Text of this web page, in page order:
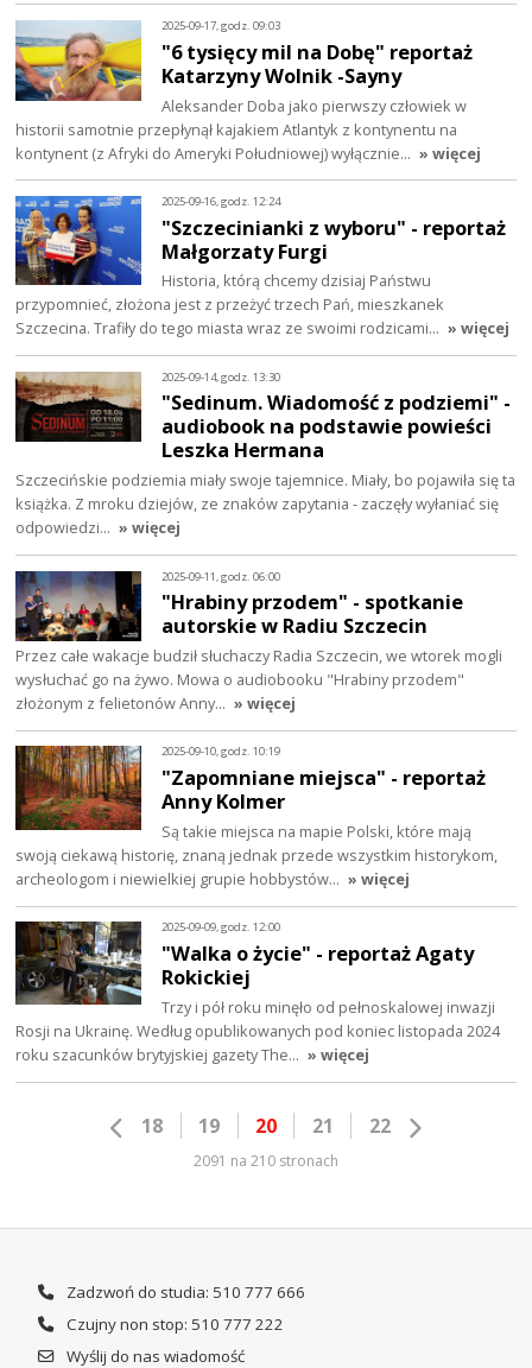
2025-09-17, godz. 09:03
"6 tysięcy mil na Dobę" reportaż
Katarzyny Wolnik -Sayny
Aleksander Doba jako pierwszy człowiek w
historii samotnie przepłynął kajakiem Atlantyk z kontynentu na
kontynent (z Afryki do Ameryki Południowej) wyłącznie… » więcej
2025-09-16, godz. 12:24
"Szczecinianki z wyboru" - reportaż
Małgorzaty Furgi
Historia, którą chcemy dzisiaj Państwu
przypomnieć, złożona jest z przeżyć trzech Pań, mieszkanek
Szczecina. Trafiły do tego miasta wraz ze swoimi rodzicami… » więcej
2025-09-14, godz. 13:30
"Sedinum. Wiadomość z podziemi" -
audiobook na podstawie powieści
Leszka Hermana
Szczecińskie podziemia miały swoje tajemnice. Miały, bo pojawiła się ta
książka. Z mroku dziejów, ze znaków zapytania - zaczęły wyłaniać się
odpowiedzi… » więcej
2025-09-11, godz. 06:00
"Hrabiny przodem" - spotkanie
autorskie w Radiu Szczecin
Przez całe wakacje budził słuchaczy Radia Szczecin, we wtorek mogli
wysłuchać go na żywo. Mowa o audiobooku "Hrabiny przodem"
złożonym z felietonów Anny… » więcej
2025-09-10, godz. 10:19
"Zapomniane miejsca" - reportaż
Anny Kolmer
Są takie miejsca na mapie Polski, które mają
swoją ciekawą historię, znaną jednak przede wszystkim historykom,
archeologom i niewielkiej grupie hobbystów… » więcej
2025-09-09, godz. 12:00
"Walka o życie" - reportaż Agaty
Rokickiej
Trzy i pół roku minęło od pełnoskalowej inwazji
Rosji na Ukrainę. Według opublikowanych pod koniec listopada 2024
roku szacunków brytyjskiej gazety The… » więcej
18 19 20 21 22
2091 na 210 stronach
Zadzwoń do studia: 510 777 666
Czujny non stop: 510 777 222
Wyślij do nas wiadomość